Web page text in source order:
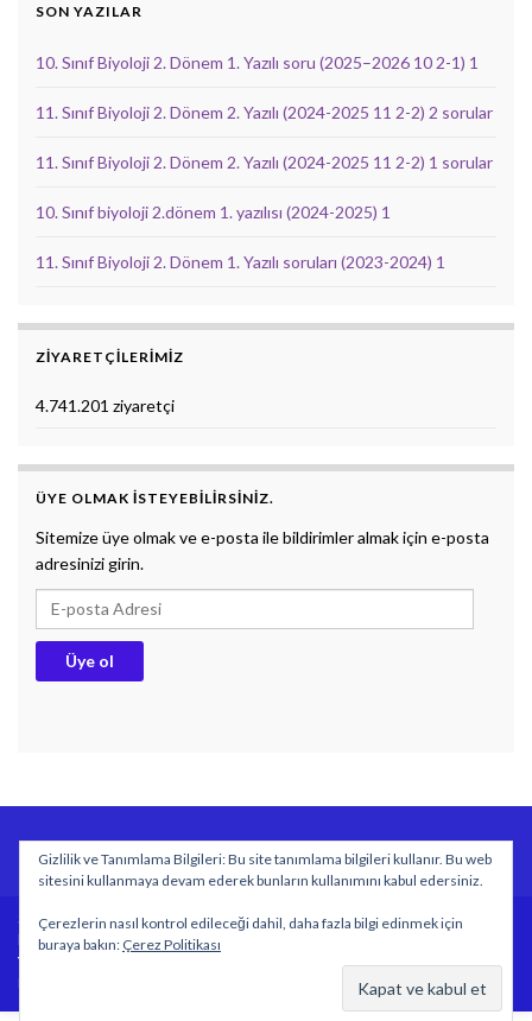
SON YAZILAR
10. Sınıf Biyoloji 2. Dönem 1. Yazılı soru (2025–2026 10 2-1) 1
11. Sınıf Biyoloji 2. Dönem 2. Yazılı (2024-2025 11 2-2) 2 sorular
11. Sınıf Biyoloji 2. Dönem 2. Yazılı (2024-2025 11 2-2) 1 sorular
10. Sınıf biyoloji 2.dönem 1. yazılısı (2024-2025) 1
11. Sınıf Biyoloji 2. Dönem 1. Yazılı soruları (2023-2024) 1
ZIYARETÇILERIMIZ
4.741.201 ziyaretçi
ÜYE OLMAK ISTEYEBILIRSINIZ.
Sitemize üye olmak ve e-posta ile bildirimler almak için e-posta
adresinizi girin.
E-posta Adresi
Üye ol
BİYOLOJİ DERS NOTLARI DOKUMAN
SÖZLÜK
Gizlilik politikası
Sitemizde yayımlanan özgün içeriklerin tüm hakları
https://www.biyolojidersim.com sitesine aittir.
Yazılar kaynak gösterilmeden kopyalanamaz ve yayımlanamaz.
Gizlilik ve Tanımlama Bilgileri: Bu site tanımlama bilgileri kullanır. Bu web
sitesini kullanmaya devam ederek bunların kullanımını kabul edersiniz.
Çerezlerin nasıl kontrol edileceği dahil, daha fazla bilgi edinmek için
buraya bakın: Çerez Politikası